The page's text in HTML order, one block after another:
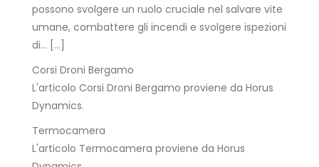
possono svolgere un ruolo cruciale nel salvare vite
umane, combattere gli incendi e svolgere ispezioni
di… […]
Corsi Droni Bergamo
L'articolo Corsi Droni Bergamo proviene da Horus
Dynamics.
Termocamera
L'articolo Termocamera proviene da Horus